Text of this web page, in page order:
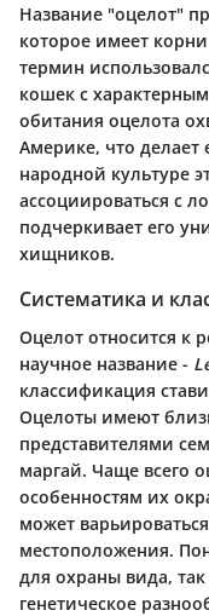
Название "оцелот"
которое имеет
термин
кошек с
обитания оцелота
Америке, что делает
народной культуре
ассоциироваться с
подчеркивает его
хищников.
Систематика и
Оцелот относится к
научное название -
классификация
Оцелоты имеют
представителями
маргай. Чаще всего
особенностям их
может
местоположения.
для охраны вида,
генетическое